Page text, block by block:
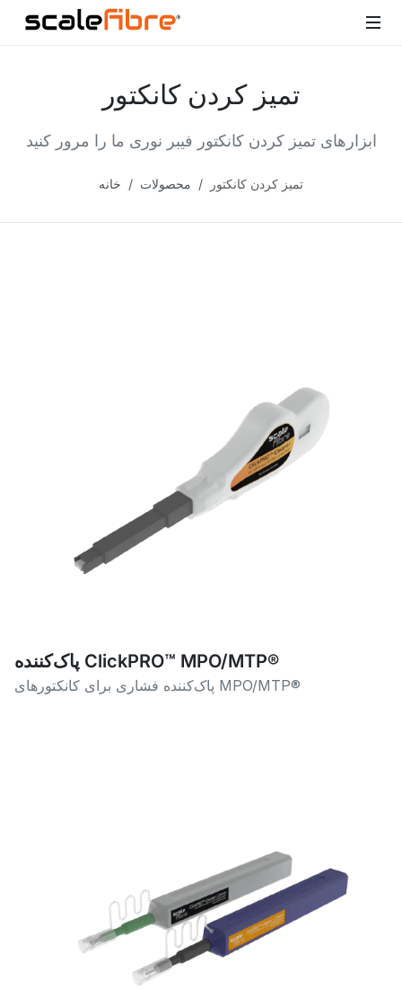
تمیز کردن کانکتور
ابزارهای تمیز کردن کانکتور فیبر نوری ما را مرور کنید
خانه محصولات تمیز کردن کانکتور
پاک‌کننده ClickPRO™ MPO/MTP®
پاک‌کننده فشاری برای کانکتورهای MPO/MTP®